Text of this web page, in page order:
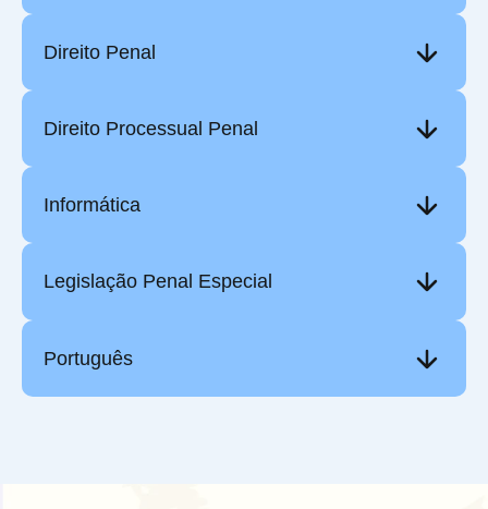
Direito Penal
Direito Processual Penal
Informática
Legislação Penal Especial
Português